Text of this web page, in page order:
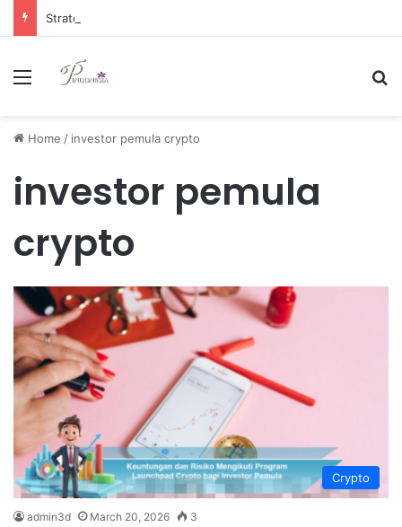
Menu
Home / investor pemula crypto
investor pemula
crypto
Crypto
admin3d March 20, 2026 3